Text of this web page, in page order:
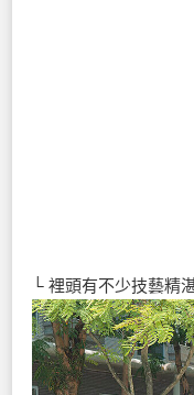
└ 裡頭有不少技藝精